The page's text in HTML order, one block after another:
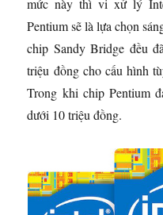
mức này thì vi xử lý
Pentium sẽ là lựa chọn
chip Sandy Bridge đều
triệu đồng cho cấu hình
Trong khi chip Pentium
dưới 10 triệu đồng.